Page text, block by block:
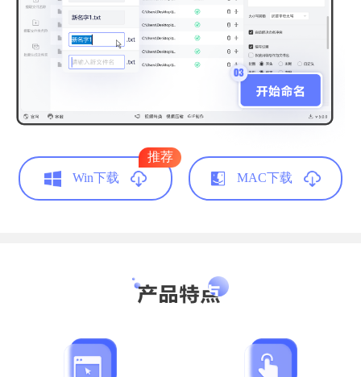
Win下载
推荐
MAC下载
本人从事文职岗位的，每天就面临着巨多的
Excel表格文件要整理，这款重命名工具真的帮
到我了，顶上去！
晚安到天亮
档案文员
我是个喜欢分类的强迫症，用过好几种批量重
命名的工具，还是这个最友好，十分满意了，